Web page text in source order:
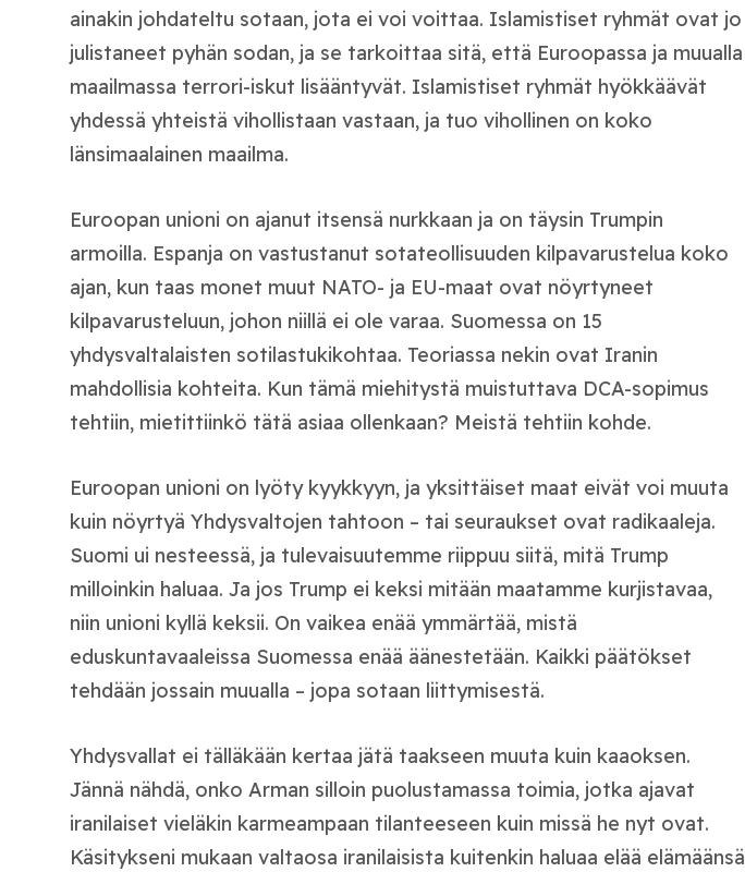
ainakin johdateltu sotaan, jota ei voi voittaa. Islamistiset ryhmät ovat jo
julistaneet pyhän sodan, ja se tarkoittaa sitä, että Euroopassa ja muualla
maailmassa terrori-iskut lisääntyvät. Islamistiset ryhmät hyökkäävät
yhdessä yhteistä vihollistaan vastaan, ja tuo vihollinen on koko
länsimaalainen maailma.
Euroopan unioni on ajanut itsensä nurkkaan ja on täysin Trumpin
armoilla. Espanja on vastustanut sotateollisuuden kilpavarustelua koko
ajan, kun taas monet muut NATO- ja EU-maat ovat nöyrtyneet
kilpavarusteluun, johon niillä ei ole varaa. Suomessa on 15
yhdysvaltalaisten sotilastukikohtaa. Teoriassa nekin ovat Iranin
mahdollisia kohteita. Kun tämä miehitystä muistuttava DCA-sopimus
tehtiin, mietittiinkö tätä asiaa ollenkaan? Meistä tehtiin kohde.
Euroopan unioni on lyöty kyykkyyn, ja yksittäiset maat eivät voi muuta
kuin nöyrtyä Yhdysvaltojen tahtoon – tai seuraukset ovat radikaaleja.
Suomi ui nesteessä, ja tulevaisuutemme riippuu siitä, mitä Trump
milloinkin haluaa. Ja jos Trump ei keksi mitään maatamme kurjistavaa,
niin unioni kyllä keksii. On vaikea enää ymmärtää, mistä
eduskuntavaaleissa Suomessa enää äänestetään. Kaikki päätökset
tehdään jossain muualla – jopa sotaan liittymisestä.
Yhdysvallat ei tälläkään kertaa jätä taakseen muuta kuin kaaoksen.
Jännä nähdä, onko Arman silloin puolustamassa toimia, jotka ajavat
iranilaiset vieläkin karmeampaan tilanteeseen kuin missä he nyt ovat.
Käsitykseni mukaan valtaosa iranilaisista kuitenkin haluaa elää elämäänsä